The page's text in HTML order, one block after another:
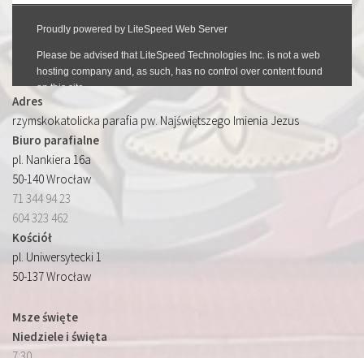
Adres
rzymskokatolicka parafia pw. Najświętszego Imienia Jezus
Biuro parafialne
pl. Nankiera 16a
50-140 Wrocław
71 344 94 23
604 323 462
Kościół
pl. Uniwersytecki 1
50-137 Wrocław
Msze święte
Niedziele i święta